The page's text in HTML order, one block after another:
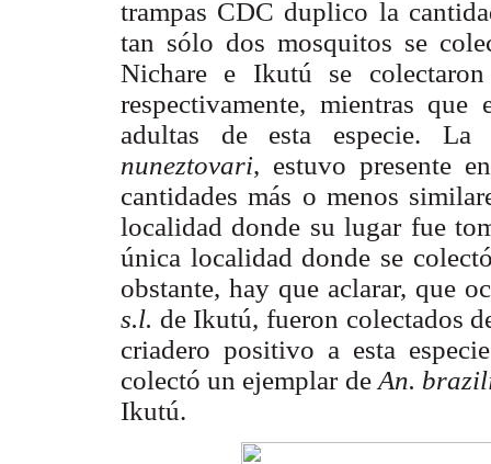
trampas CDC duplico la
tan sólo dos mosquitos se
Nichare e Ikutú se
respectivamente, mientras
adultas de esta especie.
nuneztovari, estuvo presente
cantidades más o menos
localidad donde su lugar fue
única localidad donde se
obstante, hay que aclarar, que
s.l. de Ikutú, fueron colectados
criadero positivo a esta
colectó un ejemplar de An.
Ikutú.